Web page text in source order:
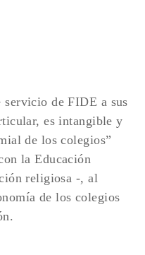
de FIDE a sus
es intangible y
de los colegios”
la Educación
religiosa -, al
de los colegios